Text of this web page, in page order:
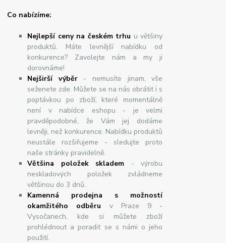
Co nabízíme:
Nejlepší ceny na českém trhu u většiny
produktů. Máte levnější nabídku od
konkurence? Zavolejte nám a my ji
dorovnáme!
Nejširšívýběr- nemusíte jinam, vše
seženete zde. Můžete se na nás obrátit i s
poptávkou po zboží, které momentálně
není v nabídce eshopu - je velmi
pravděpodobné, že Vám jej dodáme
levněji, než konkurence. Nabídku produktů
neustále rozšiřujeme - sledujte proto
naše stránky pravidelně.
Většina položek skladem - výrobu
neskladových položek zvládneme
většinou do 3 dnů.
Kamenná prodejna s možností
okamžitého odběru v Praze 9 -
Vysočanech, kde si můžete zboží
prohlédnout a poradit se s námi o jeho
použití.